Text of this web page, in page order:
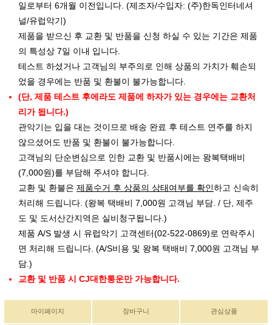
일로부터 6개월 이전입니다. (제조자/수입자: (주)한독인터네셔
널/유럽악기)
제품을 받으신 후 교환 및 반품을 신청 하실 수 있는 기간은 제품
의 특성상 7일 이내 입니다.
테스트 하셨거나 고객님의 부주의로 인해 상품의 가치가 훼손되
었을 경우에는 반품 및 환불이 불가능합니다.
(단, 제품 테스트 후에라도 제품에 하자가 있는 경우에는 교환처
리가 됩니다.)
관악기는 입을 대는 것이므로 배송 완료 후 테스트 연주를 하지
않으셨어도 반품 및 환불이 불가능합니다.
고객님의 단순변심으로 인한 교환 및 반품시에는 왕복택배비
(7,000원)를 부담해 주셔야 합니다.
교환 및 환불은 제품수거 후 상품의 상태여부를 확인하고 신속히
처리해 드립니다. (왕복 택배비 7,000원 고객님 부담. / 단, 제주
도 및 도서산간지역은 실비청구됩니다.)
제품 A/S 발생 시 유럽악기 고객센터(02-522-0869)로 연락주시
면 처리해 드립니다. (A/S비용 및 왕복 택배비 7,000원 고객님 부
담.)
교환 및 반품 시 CJ대한통운만 가능합니다.
마이페이지 장바구니 관심상품